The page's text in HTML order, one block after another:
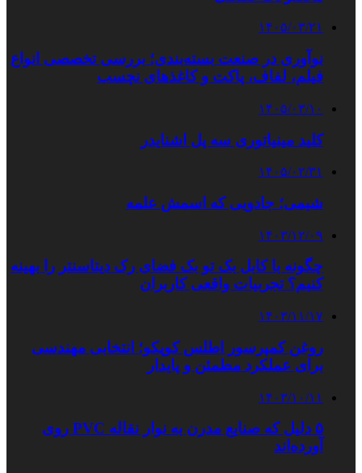
۱۴۰۵/۰۳/۲۱
نوآوری در صنعت بسته‌بندی؛ بررسی تخصصی انواع
فیلم، لفاف، پاکت و کاغذهای نچسب
۱۴۰۵/۰۳/۱۰
کلید مینیاتوری سه پل اشنایدر
۱۴۰۵/۰۲/۳۱
شیمی؛ جادویی که اسمش علمه
۱۴۰۳/۱۲/۰۹
چگونه با کابل بک تو بک فضای رک دیتاسنتر را بهینه
کنیم؟ تجربیات واقعی کاربران
۱۴۰۳/۱۱/۱۷
روغن کمپرسور اطلس کوپکو؛ انتخابی مهندسی
برای عملکرد مطمئن و پایدار
۱۴۰۳/۱۰/۱۱
۵ دلیل که صنایع مدرن به نوار نقاله PVC روی
آورده‌اند